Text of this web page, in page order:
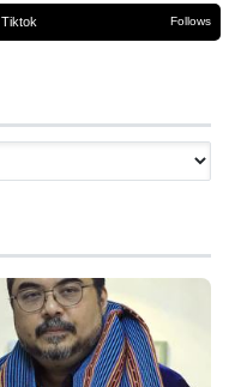
Tiktok Follows